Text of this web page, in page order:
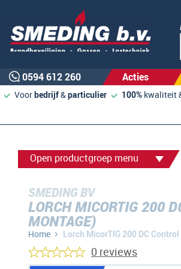
0594 612 260 Acties
Voorbedrijf&particulier 100% kwaliteit
Open productgroep menu
SMEDING BV
LORCH MICORTIG 200
MONTAGE)
Home Lorch MicorTIG 200 DC
0 reviews